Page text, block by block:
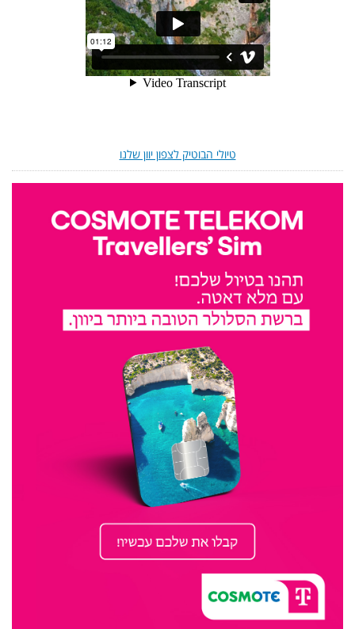
טיולי הבוטיק לצפון יוון שלנו